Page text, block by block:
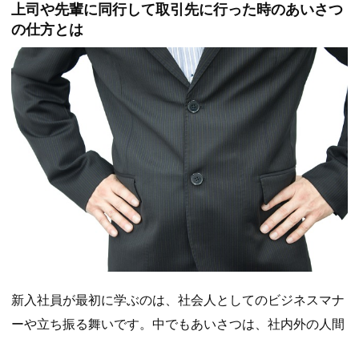
上司や先輩に同行して取引先に行った時のあいさつ
の仕方とは
新入社員が最初に学ぶのは、社会人としてのビジネスマナ
ーや立ち振る舞いです。中でもあいさつは、社内外の人間